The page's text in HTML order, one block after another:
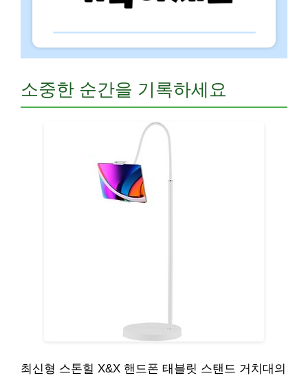
소중한 순간을 기록하세요
최신형 스톤힐 X&X 핸드폰 태블릿 스탠드 거치대의